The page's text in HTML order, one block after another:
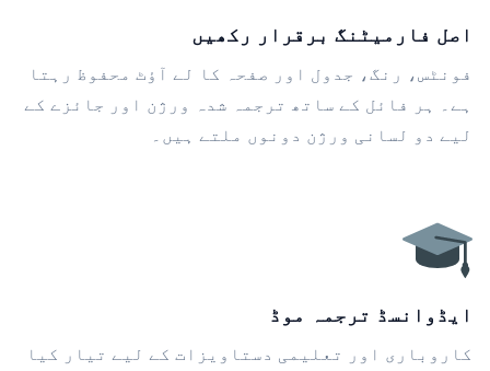
اصل فارمیٹنگ برقرار رکھیں
فونٹس، رنگ، جدول اور صفحہ کا لے آؤٹ محفوظ رہتا
ہے۔ ہر فائل کے ساتھ ترجمہ شدہ ورژن اور جائزے کے
لیے دو لسانی ورژن دونوں ملتے ہیں۔
ایڈوانسڈ ترجمہ موڈ
کاروباری اور تعلیمی دستاویزات کے لیے تیار کیا